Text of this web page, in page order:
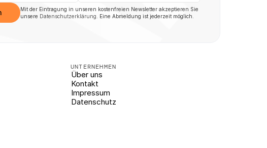
Mit der Eintragung in unseren kostenfreien Newsletter akzeptieren Sie
unsere Datenschutzerklärung . Eine Abmeldung ist jederzeit möglich.
UNTERNEHMEN
Über uns
Kontakt
Impressum
Datenschutz